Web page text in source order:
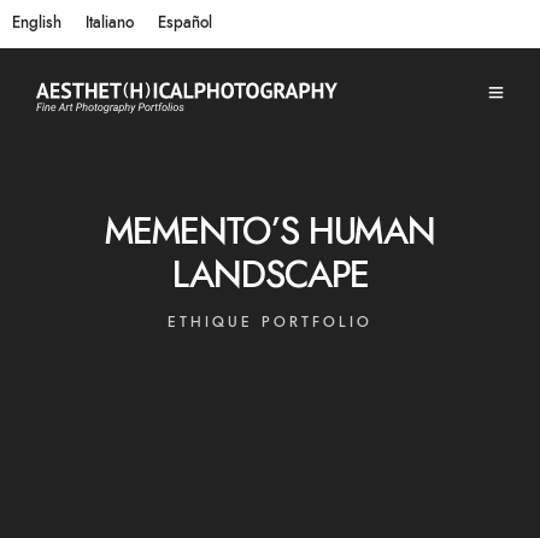
English Italiano Español
MEMENTO’S HUMAN
LANDSCAPE
ETHIQUE PORTFOLIO